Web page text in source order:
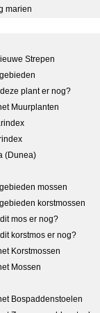
marien
Strepen
plant er nog?
Muurplanten
(Dunea)
mossen
korstmossen
mos er nog?
korstmos er nog?
Korstmossen
Mossen
Bospaddenstoelen